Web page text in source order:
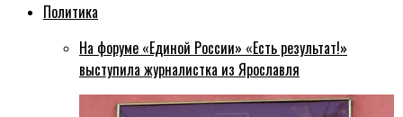
Политика
На форуме «Единой России» «Есть результат!»
выступила журналистка из Ярославля